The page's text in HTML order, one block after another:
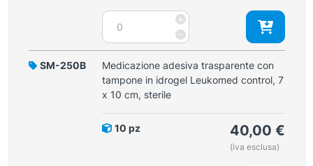
-
Medicazione
adesiva
trasparente
con
tampone
in
control,
+
SM-250B
Medicazione adesiva trasparente con
tampone in idrogel Leukomed control, 7
x 10 cm, sterile
10 pz 40,00 €
(iva esclusa)